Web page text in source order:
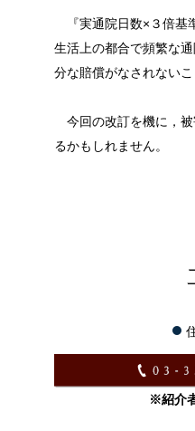
『実通院日数×３倍基
生活上の都合で頻繁な
分な賠償がなされないこ
今回の改訂を機に，被
るかもしれません。
※紹介